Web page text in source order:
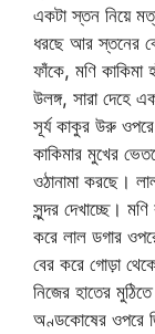
একটা স্তন নিয়ে
ধরছে আর স্তনের
ফাঁকে, মণি কাকিমা
উলঙ্গ, সারা দেহে
সূর্য কাকুর উরু
কাকিমার মুখের
ওঠানামা করছে।
সুন্দর দেখাচ্ছে।
করে লাল ডগার
বের করে গোড়া
নিজের হাতের
অণ্ডকোষের ওপরে